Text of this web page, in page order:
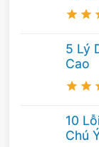
5 Lý
Cao
10
Chú